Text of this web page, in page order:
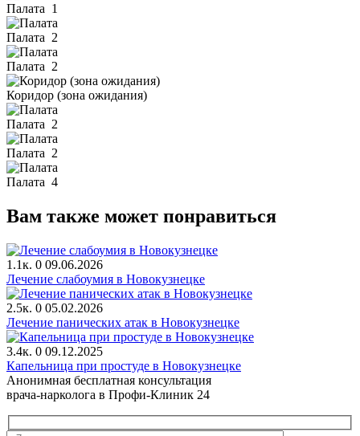
Палата 1
Палата 2
Палата 2
Коридор (зона ожидания)
Палата 2
Палата 2
Палата 4
Вам также может понравиться
1.1к. 0 09.06.2026
Лечение слабоумия в Новокузнецке
2.5к. 0 05.02.2026
Лечение панических атак в Новокузнецке
3.4к. 0 09.12.2025
Капельница при простуде в Новокузнецке
Анонимная бесплатная консультация
врача-нарколога в Профи-Клиник 24